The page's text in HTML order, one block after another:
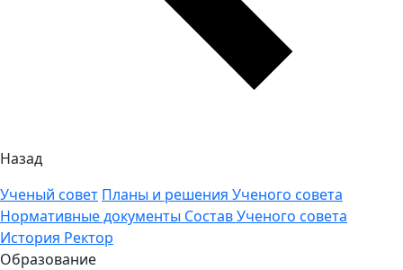
Назад
Ученый совет Планы и решения Ученого совета
Нормативные документы Состав Ученого совета
История Ректор
Образование